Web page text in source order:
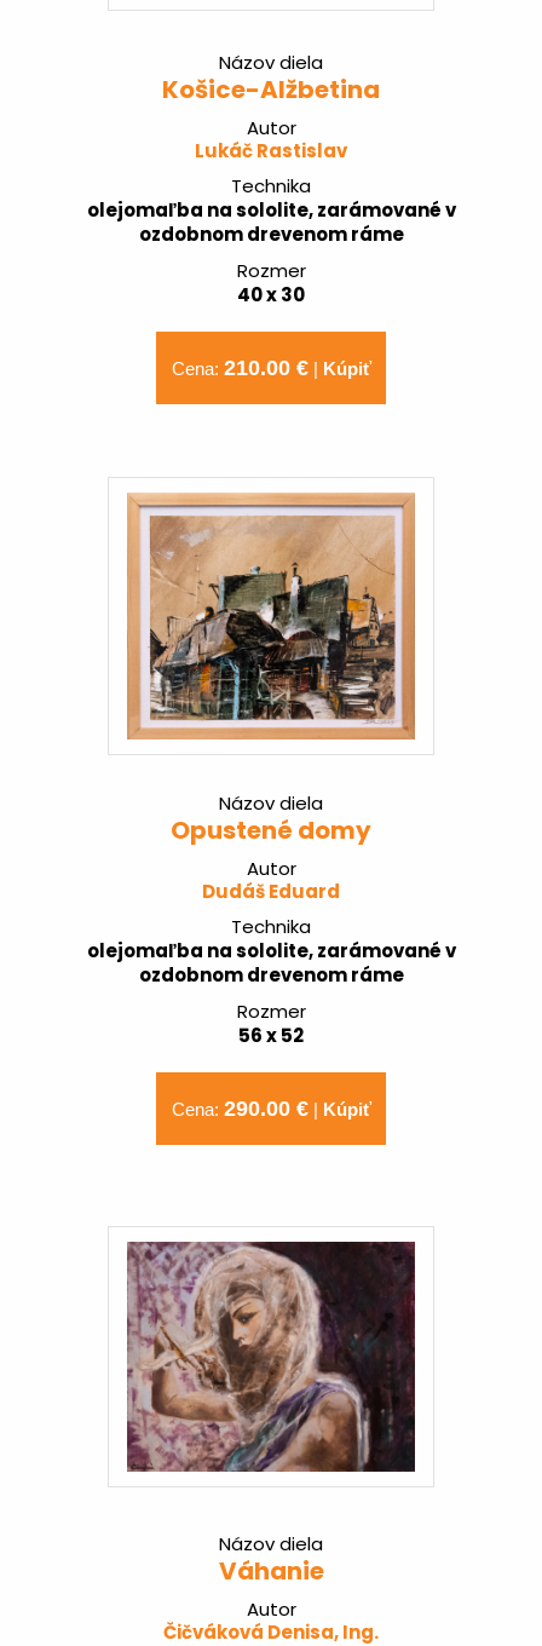
Názov diela
Košice-Alžbetina
Autor
Lukáč Rastislav
Technika
olejomaľba na sololite, zarámované v
ozdobnom drevenom ráme
Rozmer
40 x 30
Cena: 210.00 €| Kúpiť
Názov diela
Opustené domy
Autor
Dudáš Eduard
Technika
olejomaľba na sololite, zarámované v
ozdobnom drevenom ráme
Rozmer
56 x 52
Cena: 290.00 €| Kúpiť
Názov diela
Váhanie
Autor
Čičváková Denisa, Ing.